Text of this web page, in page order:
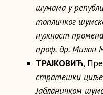
шумама у
топличког
нужност
проф. др. Милан
ТРАЈКОВИЋ,
стратешки
Јабланичком